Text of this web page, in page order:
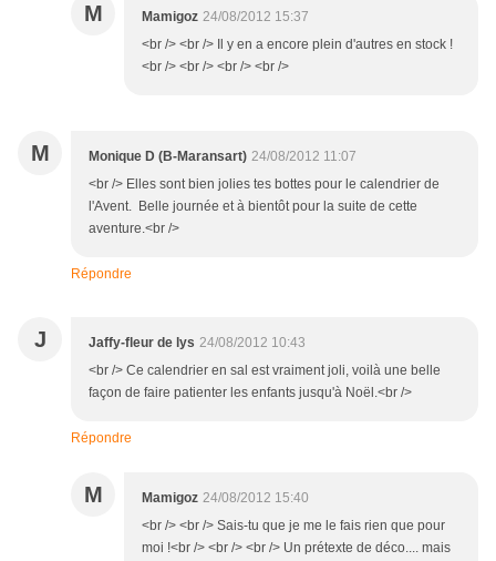
M Mamigoz 24/08/2012 15:37
<br /> <br /> Il y en a encore plein d'autres en stock !
<br /> <br /> <br /> <br />
M Monique D (B-Maransart) 24/08/2012 11:07
<br /> Elles sont bien jolies tes bottes pour le calendrier de
l'Avent. Belle journée et à bientôt pour la suite de cette
aventure.<br />
Répondre
J Jaffy-fleur de lys 24/08/2012 10:43
<br /> Ce calendrier en sal est vraiment joli, voilà une belle
façon de faire patienter les enfants jusqu'à Noël.<br />
Répondre
M Mamigoz 24/08/2012 15:40
<br /> <br /> Sais-tu que je me le fais rien que pour
moi !<br /> <br /> <br /> Un prétexte de déco.... mais